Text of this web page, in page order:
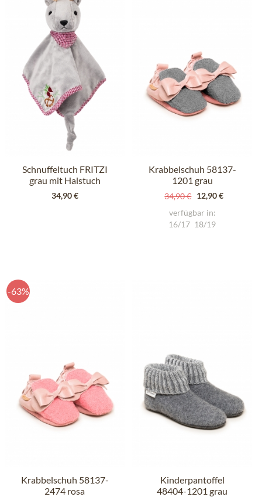
Schnuffeltuch FRITZI
grau mit Halstuch
34,90 €
Krabbelschuh 58137-
1201 grau
34,90 € 12,90 €
verfügbar in:
16/17 18/19
-63%
Krabbelschuh 58137-
2474 rosa
Kinderpantoffel
48404-1201 grau